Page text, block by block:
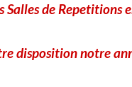
Salles de
disposition notre